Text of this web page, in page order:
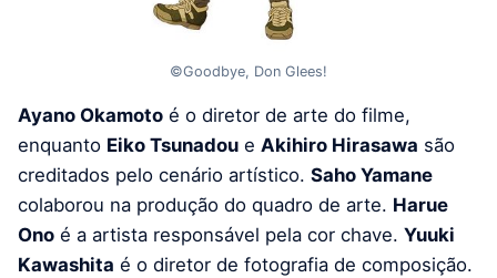
©Goodbye, Don Glees!
Ayano Okamoto é o diretor de arte do filme,
enquanto Eiko Tsunadou e Akihiro Hirasawa são
creditados pelo cenário artístico. Saho Yamane
colaborou na produção do quadro de arte. Harue
Ono é a artista responsável pela cor chave. Yuuki
Kawashita é o diretor de fotografia de composição.